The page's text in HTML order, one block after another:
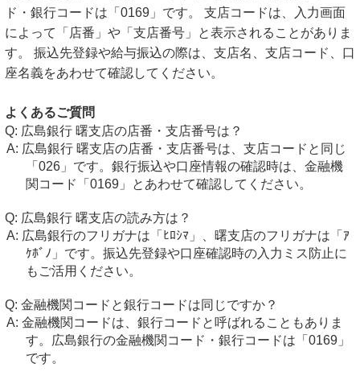
ド・銀行コードは「0169」です。 支店コードは、入力画面
によって「店番」や「支店番号」と表示されることがありま
す。 振込先登録や給与振込の際は、支店名、支店コード、口
座名義をあわせて確認してください。
よくあるご質問
広島銀行 曙支店の店番・支店番号は？
広島銀行 曙支店の店番・支店番号は、支店コードと同じ
「026」です。銀行振込や口座情報の確認時は、金融機
関コード「0169」とあわせて確認してください。
広島銀行 曙支店の読み方は？
広島銀行のフリガナは「ﾋﾛｼﾏ」、曙支店のフリガナは「ｱ
ｹﾎﾞﾉ」です。振込先登録や口座確認時の入力ミス防止に
もご活用ください。
金融機関コードと銀行コードは同じですか？
金融機関コードは、銀行コードと呼ばれることもありま
す。広島銀行の金融機関コード・銀行コードは「0169」
です。